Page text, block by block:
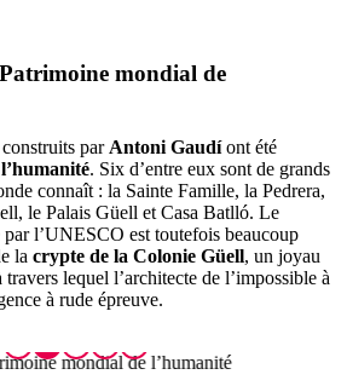
mondial de
par Antoni Gaudíont été
. Six d’entre eux sont de grands
connaît : la Sainte Famille, la Pedrera,
le Palais Güell et Casa Batlló. Le
par l’UNESCO est toutefois beaucoup
la crypte de la Colonie Güell, un joyau
lequel l’architecte de l’impossible à
à rude épreuve.